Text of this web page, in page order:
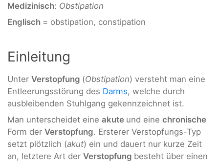
Medizinisch: Obstipation
Englisch = obstipation, constipation
Einleitung
Unter Verstopfung (Obstipation) versteht man eine
Entleerungsstörung des Darms, welche durch
ausbleibenden Stuhlgang gekennzeichnet ist.
Man unterscheidet eine akute und eine chronische
Form der Verstopfung. Ersterer Verstopfungs-Typ
setzt plötzlich (akut) ein und dauert nur kurze Zeit
an, letztere Art der Verstopfung besteht über einen